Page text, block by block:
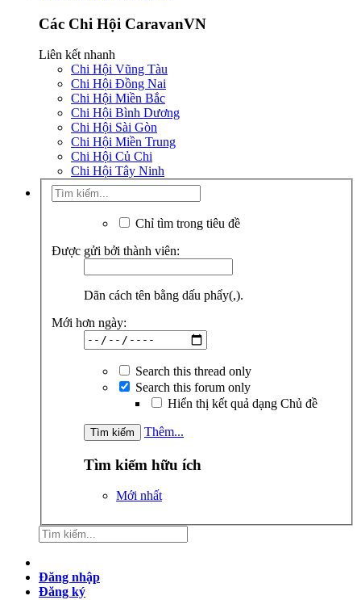
Các Chi Hội CaravanVN
Liên kết nhanh
Chi Hội Vũng Tàu
Chi Hội Đồng Nai
Chi Hội Miền Bắc
Chi Hội Bình Dương
Chi Hội Sài Gòn
Chi Hội Miền Trung
Chi Hội Củ Chi
Chi Hội Tây Ninh
Chỉ tìm trong tiêu đề
Được gửi bởi thành viên:
Dãn cách tên bằng dấu phẩy(,).
Mới hơn ngày:
Search this thread only
Search this forum only
Hiển thị kết quả dạng Chủ đề
Thêm...
Tìm kiếm hữu ích
Mới nhất
Đăng nhập
Đăng ký